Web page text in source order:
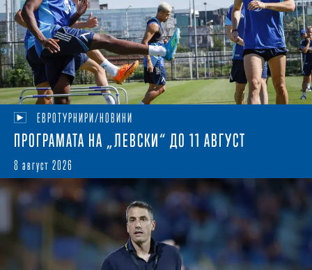
ЕВРОТУРНИРИ/НОВИНИ
ПРОГРАМАТА НА „ЛЕВСКИ“ ДО 11 АВГУСТ
8 август 2026